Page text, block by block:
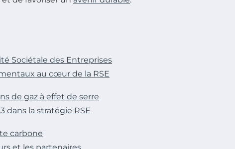
Sociétale des Entreprises
au cœur de la RSE
de gaz à effet de serre
dans la stratégie RSE
carbone